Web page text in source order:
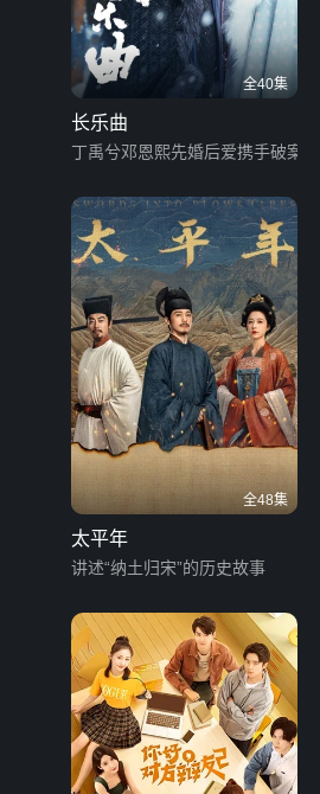
全40集
长乐曲
丁禹兮邓恩熙先婚后爱携手破案
全48集
太平年
讲述“纳土归宋”的历史故事